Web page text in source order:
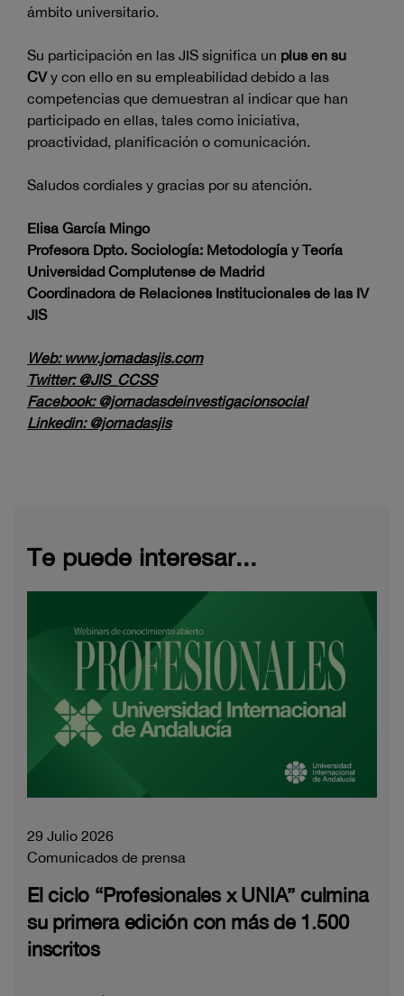
ámbito universitario.
Su participación en las JIS significa un plus en su
CVy con ello en su empleabilidad debido a las
competencias que demuestran al indicar que han
participado en ellas, tales como iniciativa,
proactividad, planificación o comunicación.
Saludos cordiales y gracias por su atención.
Elisa García Mingo
Profesora Dpto. Sociología: Metodología y Teoría
Universidad Complutense de Madrid
Coordinadora de Relaciones Institucionales de las IV
JIS
Web: www.jornadasjis.com
Twitter: @JIS_CCSS
Facebook: @jornadasdeinvestigacionsocial
Linkedin: @jornadasjis
Te puede interesar...
29 Julio 2026
Comunicados de prensa
El ciclo “Profesionales x UNIA” culmina
su primera edición con más de 1.500
inscritos